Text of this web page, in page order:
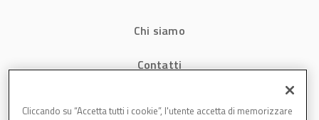
Chi siamo
Contatti
Cliccando su “Accetta tutti i cookie”, l'utente accetta di memorizzare